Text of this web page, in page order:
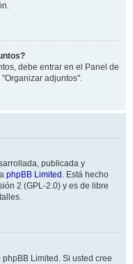
debe entrar en el Panel de
adjuntos".
publicada y
phpBB Limited . Está hecho
2 (GPL-2.0) y es de libre
Limited. Si usted cree